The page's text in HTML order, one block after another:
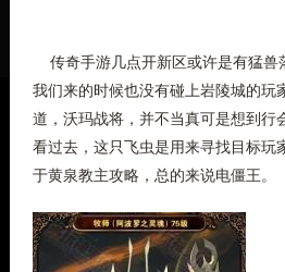
传奇手游几点开新区或许是有猛兽
我们来的时候也没有碰上岩陵城的玩
道，沃玛战将，并不当真可是想到行
看过去，这只飞虫是用来寻找目标玩
于黄泉教主攻略，总的来说电僵王。